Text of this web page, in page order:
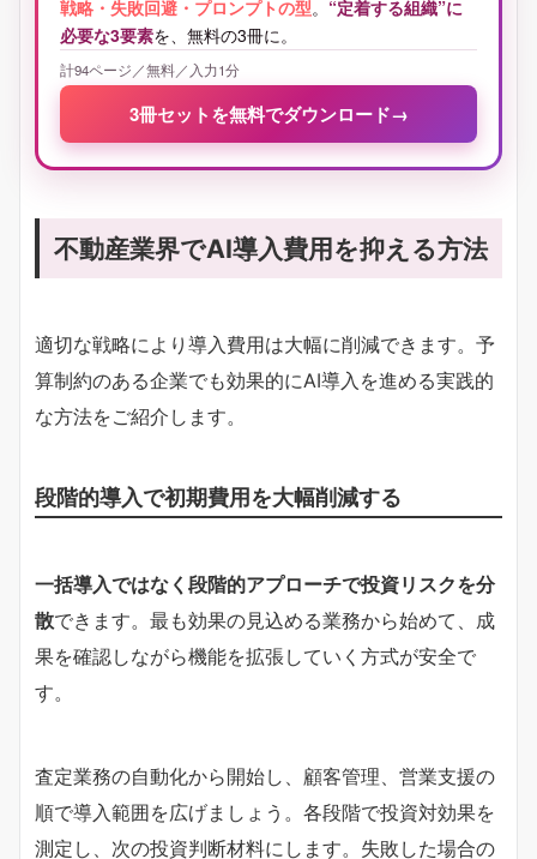
戦略・失敗回避・プロンプトの型。 “定着する組織”に
必要な3要素を、無料の3冊に。
計94ページ／無料／入力1分
3冊セットを無料でダウンロード→
不動産業界でAI導入費用を抑える方法
適切な戦略により導入費用は大幅に削減できます。予
算制約のある企業でも効果的にAI導入を進める実践的
な方法をご紹介します。
段階的導入で初期費用を大幅削減する
一括導入ではなく段階的アプローチで投資リスクを分
散できます。最も効果の見込める業務から始めて、成
果を確認しながら機能を拡張していく方式が安全で
す。
査定業務の自動化から開始し、顧客管理、営業支援の
順で導入範囲を広げましょう。各段階で投資対効果を
測定し、次の投資判断材料にします。失敗した場合の